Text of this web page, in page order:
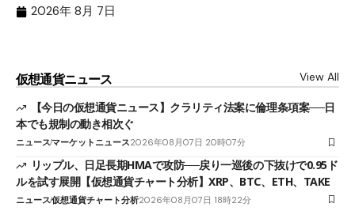
2026年 8月 7日
仮想通貨ニュース View All
【今日の仮想通貨ニュース】クラリティ法案に倫理条項案──日
本でも規制の動き相次ぐ
ニュースマーケットニュース2026年08月07日 20時07分
リップル、日足長期HMAで攻防──戻り一巡後の下抜けで0.95ド
ルを試す展開【仮想通貨チャート分析】XRP、BTC、ETH、TAKE
ニュース仮想通貨チャート分析2026年08月07日 18時22分